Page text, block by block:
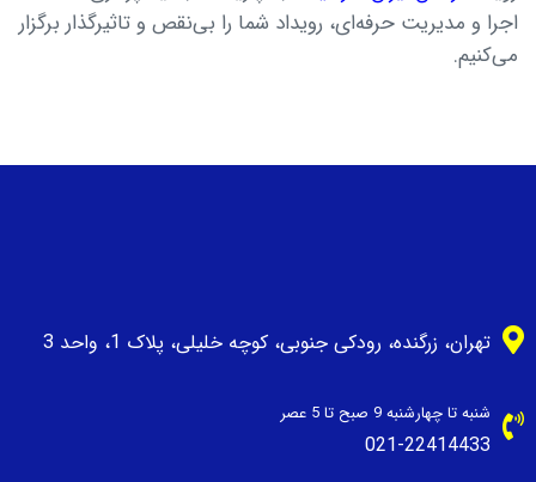
اجرا و مدیریت حرفه‌ای، رویداد شما را بی‌نقص و تاثیرگذار برگزار
می‌کنیم.
تهران، زرگنده، رودکی جنوبی، کوچه خلیلی، پلاک 1، واحد 3
شنبه تا چهارشنبه 9 صبح تا 5 عصر
021-22414433